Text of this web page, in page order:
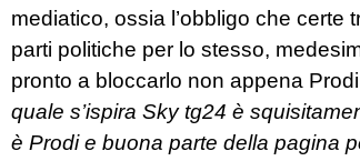
mediatico, ossia l’obbligo che certe
parti politiche per lo stesso,
pronto a bloccarlo non appena
quale s’ispira Sky tg24 è
è Prodi e buona parte della pagina